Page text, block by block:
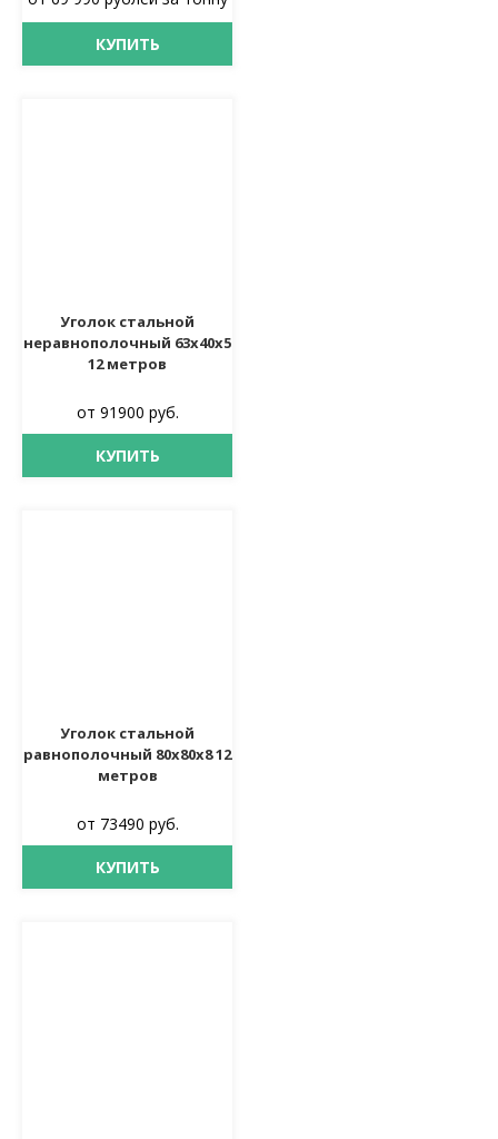
КУПИТЬ
Уголок стальной
неравнополочный 63х40х5
12 метров
от 91900 руб.
КУПИТЬ
Уголок стальной
равнополочный 80х80х8 12
метров
от 73490 руб.
КУПИТЬ